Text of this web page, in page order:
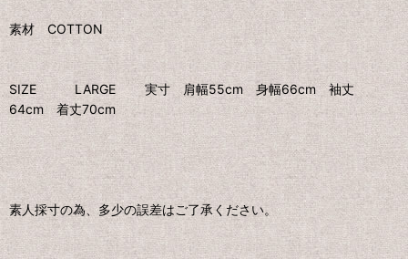
素材 COTTON
SIZE LARGE 実寸 肩幅55cm 身幅66cm 袖丈
64cm 着丈70cm
素人採寸の為、多少の誤差はご了承ください。